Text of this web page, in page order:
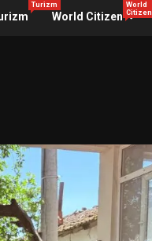
Turizm
World Citizen
World
Citizen